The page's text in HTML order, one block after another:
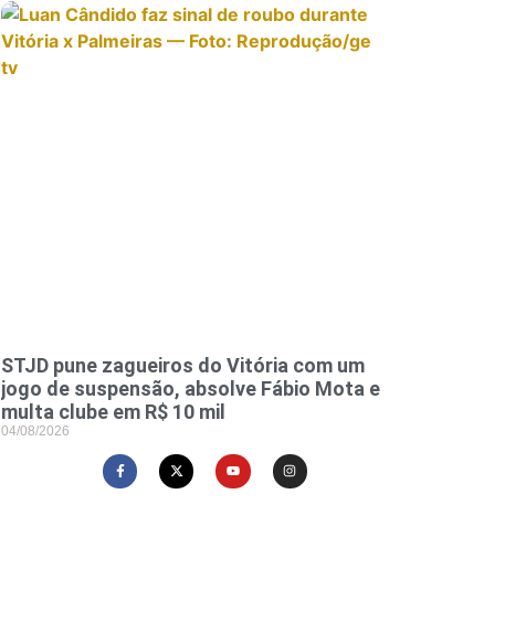
STJD pune zagueiros do Vitória com um
jogo de suspensão, absolve Fábio Mota e
multa clube em R$ 10 mil
04/08/2026